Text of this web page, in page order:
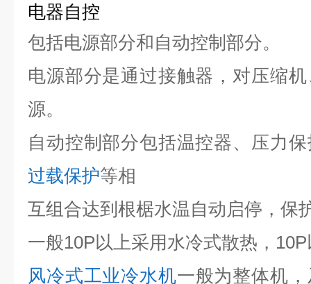
电器自控
包括电源部分和自动控制部分。
电源部分是通过接触器，对压缩
源。
自动控制部分包括温控器、压力
过载保护等相
互组合达到根椐水温自动启停，保
一般10P以上采用水冷式散热，
风冷式工业冷水机一般为整体机